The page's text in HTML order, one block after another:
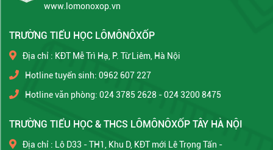
www.lomonoxop.vn
TRƯỜNG TIỂU HỌC LÔMÔNÔXỐP
Địa chỉ : KĐT Mễ Trì Hạ, P. Từ Liêm, Hà Nội
Hotline tuyển sinh: 0962 607 227
Hotline văn phòng: 024 3785 2628 - 024 3200 8475
TRƯỜNG TIỂU HỌC & THCS LÔMÔNÔXỐP TÂY HÀ NỘI
Địa chỉ : Lô D33 - TH1, Khu D, KĐT mới Lê Trọng Tấn -